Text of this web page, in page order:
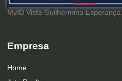
MyID Vista Guilhermina Esperança.
Empresa
Home